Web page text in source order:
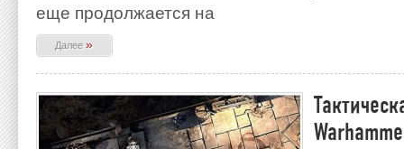
еще продолжается на
Далее»